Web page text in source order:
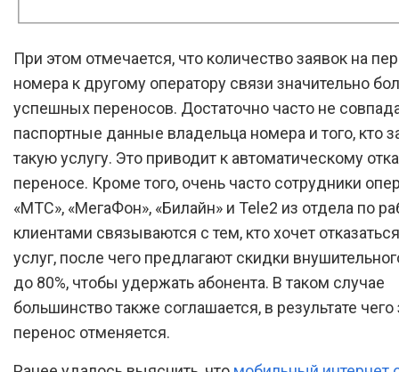
При этом отмечается, что количество заявок на
номера к другому оператору связи значительно
успешных переносов. Достаточно часто не
паспортные данные владельца номера и того, кто
такую услугу. Это приводит к автоматическому
переносе. Кроме того, очень часто сотрудники
«МТС», «МегаФон», «Билайн» и Tele2 из отдела по
клиентами связываются с тем, кто хочет
услуг, после чего предлагают скидки
до 80%, чтобы удержать абонента. В таком случае
большинство также соглашается, в результате чего
перенос отменяется.